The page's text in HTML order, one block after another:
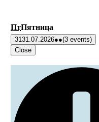
ПтПятница
3131.07.2026●●(3 events)
Close